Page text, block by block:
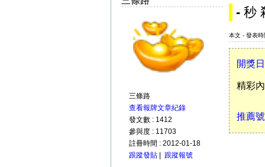
三條路
查看報牌文章紀錄
發文數 : 1412
參與度 : 11703
註冊時間 : 2012-01-18
跟蹤發貼
跟蹤報號
- 秒
本文 - 發表
開獎
精彩
推薦